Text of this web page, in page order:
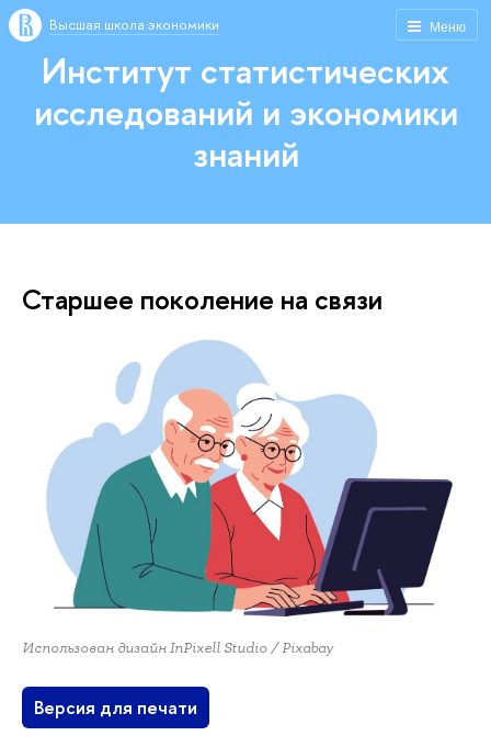
Меню
Высшая школа экономики
Институт статистических
исследований и экономики
знаний
Старшее поколение на связи
Использован дизайн InPixell Studio / Pixabay
Версия для печати